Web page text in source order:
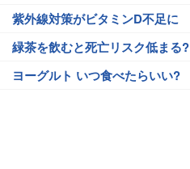
紫外線対策がビタミンD不足に
緑茶を飲むと死亡リスク低まる?
ヨーグルト いつ食べたらいい?